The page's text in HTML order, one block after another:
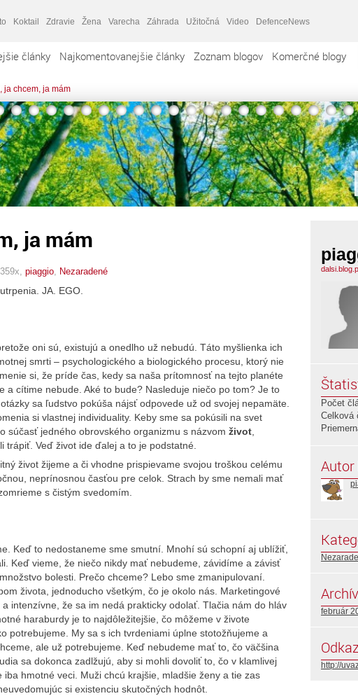
Koktail Zdravie Žena Varecha Záhrada Užitočná Video DefenceNews
články Najkomentovanejšie články Zoznam blogov Komerčné blogy
ja chcem, ja mám
ja mám
piaggio Nezaradené
JA. EGO.
oni sú, existujú a onedlho už nebudú. Táto myšlienka ich
smrti – psychologického a biologického procesu, ktorý nie
si, že príde čas, kedy sa naša prítomnosť na tejto planéte
a cítime nebude. Aké to bude? Nasleduje niečo po tom? Je to
sa ľudstvo pokúša nájsť odpovede už od svojej nepamäte.
si vlastnej individuality. Keby sme sa pokúsili na svet
súčasť jedného obrovského organizmu s názvom život
trápiť. Veď život ide ďalej a to je podstatné.
život žijeme a či vhodne prispievame svojou troškou celému
neprínosnou časťou pre celok. Strach by sme nemali mať
s čistým svedomím.
Keď to nedostaneme sme smutní. Mnohí sú schopní aj ublížiť,
Keď vieme, že niečo nikdy mať nebudeme, závidíme a závisť
bolesti. Prečo chceme? Lebo sme zmanipulovaní.
života, jednoducho všetkým, čo je okolo nás. Marketingové
intenzívne, že sa im nedá prakticky odolať. Tlačia nám do hláv
haraburdy je to najdôležitejšie, čo môžeme v živote
potrebujeme. My sa s ich tvrdeniami úplne stotožňujeme a
ale už potrebujeme. Keď nebudeme mať to, čo väčšina
sa dokonca zadlžujú, aby si mohli dovoliť to, čo v klamlivej
hmotné veci. Muži chcú krajšie, mladšie ženy a tie zas
si existenciu skutočných hodnôt.
Počet
Celková
Autor
Archív
február
http://